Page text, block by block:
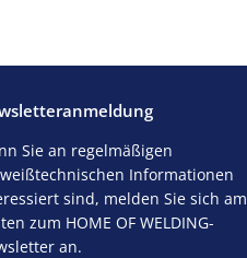
Sie an regelmäßigen
Informationen
sind, melden Sie sich am
zum HOME OF WELDING-
an.